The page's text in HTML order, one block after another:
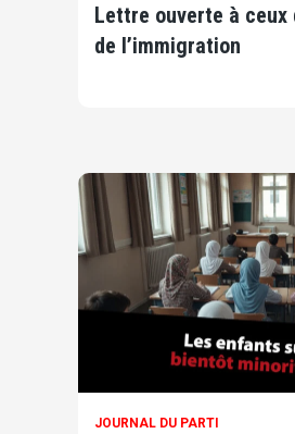
Lettre ouverte à
de l’immigration
JOURNAL DU PARTI